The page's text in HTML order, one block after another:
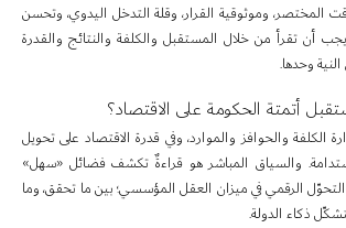
المختصر، وموثوقية القرار، وقلة التدخل اليدوي، وتحسن
أن تقرأ من خلال المستقبل والكلفة والنتائج والقدرة
وحدها.
أتمتة الحكومة على الاقتصاد؟
الكلفة والحوافز والموارد، وفي قدرة الاقتصاد على تحويل
والسياق المباشر هو قراءةٌ تكشف فضائل «سهل»
التحوّل الرقمي في ميزان العقل المؤسسي؛ بين ما تحقق، وما
ذكاء الدولة.